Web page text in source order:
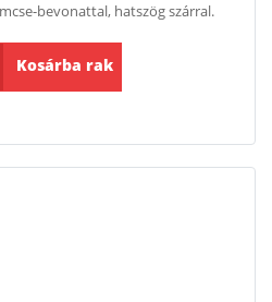
bevonattal, hatszög szárral.
Kosárba rak